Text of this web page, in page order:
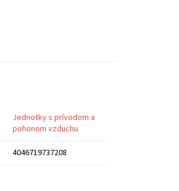
Jednotky s prívodom a
pohonom vzduchu
4046719737208